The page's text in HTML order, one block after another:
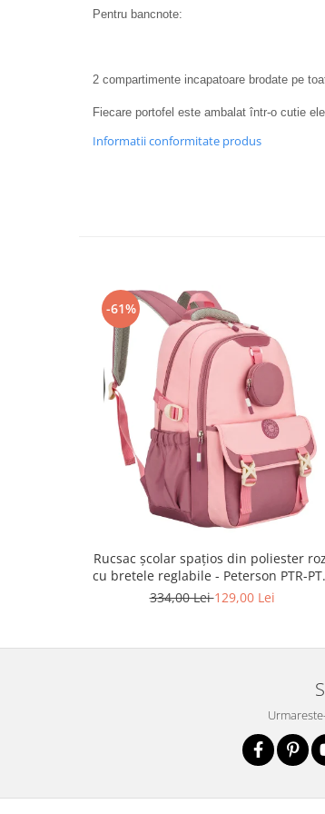
Pentru bancnote:
2 compartimente incapatoare brodate pe
Fiecare portofel este ambalat într-o cutie
Informatii conformitate produs
-61%
Rucsac școlar spațios din poliester
cu bretele reglabile - Peterson PTR-
8610-1327 PINK
334,00 Lei129,00 Lei